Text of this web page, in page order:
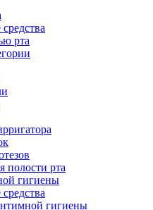
рта
полости рта
гигиены
гигиены